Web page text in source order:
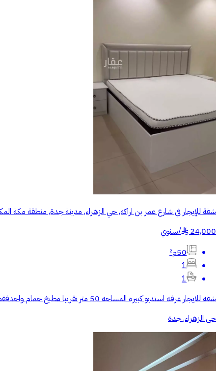
شقة للإيجار في شارع عمر بن اراكه, حي الزهراء, مدينة جدة, منطقة مكة
24,000
§
/سنوي
50م²
1
1
شقه للايجار غرفه استديو كبيره المساحه 50 متر تقريبا مطبخ حمام واحدفقط الاستفسار واتساب افضل
حي الزهراء, جدة